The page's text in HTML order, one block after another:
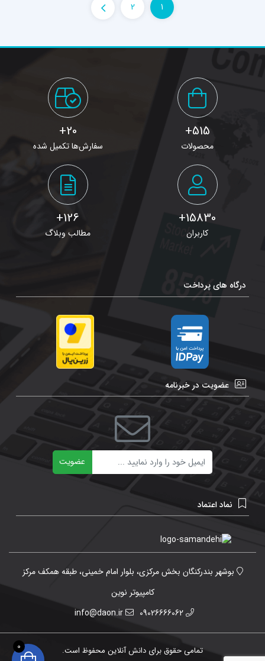
1
2
515+
محصولات
20+
سفارش‌ها تکمیل شده
15830+
کاربران
126+
مطالب وبلاگ
درگاه های پرداخت
عضویت در خبرنامه
عضویت
نماد اعتماد
بوشهر بندرکنگان بخش مرکزی، بلوار امام خمینی، طبقه همکف مرکز
کامپیوتر نوین
09026666062
info@daon.ir
تمامی حقوق برای دانش آنلاین محفوظ است. 0